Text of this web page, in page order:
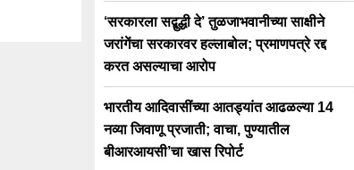
‘सरकारला सद्बुद्धी दे’ तुळजाभवानीच्या साक्षीने
जरांगेंचा सरकारवर हल्लाबोल; प्रमाणपत्रे रद्द
करत असल्याचा आरोप
भारतीय आदिवासींच्या आतड्यांत आढळल्या 14
नव्या जिवाणू प्रजाती; वाचा, पुण्यातील
बीआरआयसी’चा खास रिपोर्ट